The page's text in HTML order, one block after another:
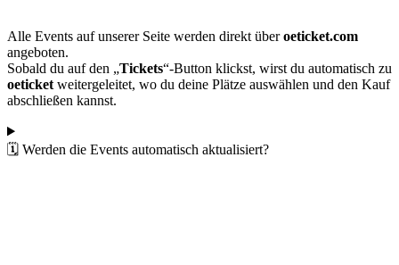
Alle Events auf unserer Seite werden direkt überoeticket.com
angeboten.
Sobald du auf den „Tickets“-Button klickst, wirst du automatisch zu
oeticketweitergeleitet, wo du deine Plätze auswählen und den Kauf
abschließen kannst.
🗓️ Werden die Events automatisch aktualisiert?